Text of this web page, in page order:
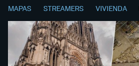
MAPAS STREAMERS VIVIENDA